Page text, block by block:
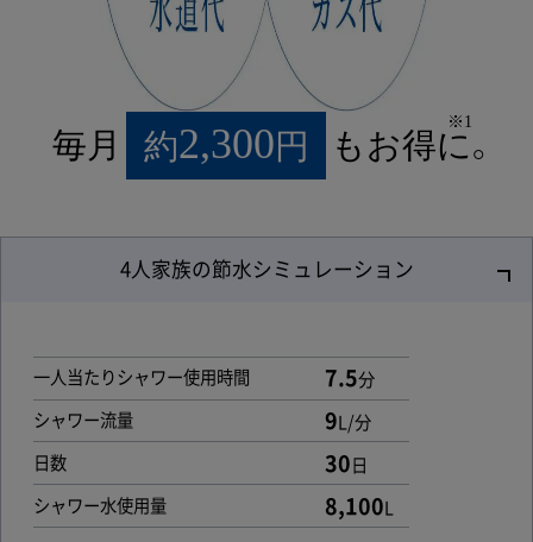
毎月 約2,300円 もお得に。
※1
4人家族の節水シミュレーション
一人当たりシャワー使用時間 7.5分
シャワー流量 9 L/分
日数 30 日
シャワー水使用量 8,100L